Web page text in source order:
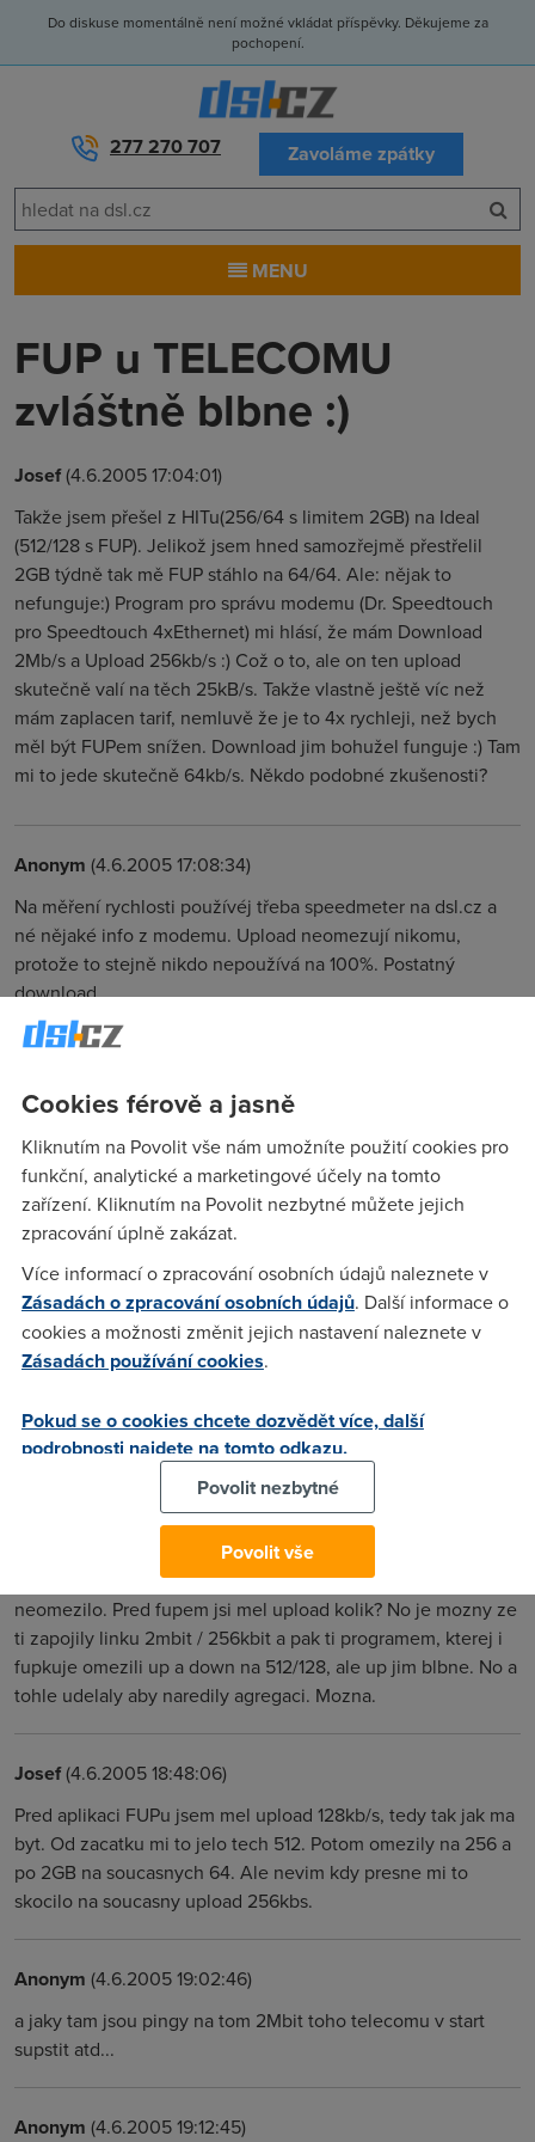
Do diskuse momentálně není možné vkládat příspěvky. Děkujeme za
pochopení.
277 270 707 Zavoláme zpátky
MENU
FUP u TELECOMU
zvláštně blbne :)
Josef(4.6.2005 17:04:01)
Takže jsem přešel z HITu(256/64 s limitem 2GB) na Ideal
(512/128 s FUP). Jelikož jsem hned samozřejmě přestřelil
2GB týdně tak mě FUP stáhlo na 64/64. Ale: nějak to
nefunguje:) Program pro správu modemu (Dr. Speedtouch
pro Speedtouch 4xEthernet) mi hlásí, že mám Download
2Mb/s a Upload 256kb/s :) Což o to, ale on ten upload
skutečně valí na těch 25kB/s. Takže vlastně ještě víc než
mám zaplacen tarif, nemluvě že je to 4x rychleji, než bych
měl být FUPem snížen. Download jim bohužel funguje :) Tam
mi to jede skutečně 64kb/s. Někdo podobné zkušenosti?
Anonym (4.6.2005 17:08:34)
Na měření rychlosti používéj třeba speedmeter na dsl.cz a
né nějaké info z modemu. Upload neomezují nikomu,
protože to stejně nikdo nepoužívá na 100%. Postatný
download..
Pochopitelně jsem tu hodnotu neodečetl z infa z modemu,
ale z reálného provozu a z netlimiteru.
Anonym(4.6.2005 17:55:11)
Ze neomezuji Upload jsi prosim tebe vycetl kde??? Na
grafech FUPu je jasne napsana rychlost up i down. Navic
kdyby jsi cetl pozorneji, tak bys sis vsiml, ze pisu nasledujici:
"ten upload skutečně valí na těch 25kB/s. Takže vlastně ještě
víc než mám zaplacen tarif, nemluvě že je to 4x rychleji, než
Nebo si jako myslíš, že mi záměrně zvýšili jen tak z romaru
rychlost pro upload? Notak.
No omezeni uploadu telecomu u fupu vzdy blblo a nic
neomezilo. Pred fupem jsi mel upload kolik? No je mozny ze
ti zapojily linku 2mbit / 256kbit a pak ti programem, kterej i
fupkuje omezili up a down na 512/128, ale up jim blbne. No a
tohle udelaly aby naredily agregaci. Mozna.
Josef(4.6.2005 18:48:06)
Pred aplikaci FUPu jsem mel upload 128kb/s, tedy tak jak ma
byt. Od zacatku mi to jelo tech 512. Potom omezily na 256 a
po 2GB na soucasnych 64. Ale nevim kdy presne mi to
skocilo na soucasny upload 256kbs.
Anonym (4.6.2005 19:02:46)
a jaky tam jsou pingy na tom 2Mbit toho telecomu v start
supstit atd...
Anonym (4.6.2005 19:12:45)
Cookies férově a jasně
Kliknutím na Povolit vše nám umožníte použití cookies pro
funkční, analytické a marketingové účely na tomto
zařízení. Kliknutím na Povolit nezbytné můžete jejich
zpracování úplně zakázat.
Více informací o zpracování osobních údajů naleznete v
Zásadách o zpracování osobních údajů. Další informace o
cookies a možnosti změnit jejich nastavení naleznete v
Zásadách používání cookies.
Pokud se o cookies chcete dozvědět více, další
podrobnosti najdete na tomto odkazu.
Povolit nezbytné
Povolit vše